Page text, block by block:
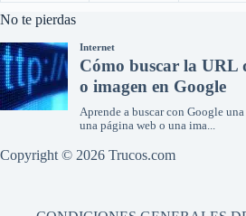
No te pierdas
Copyright © 2026 Trucos.com